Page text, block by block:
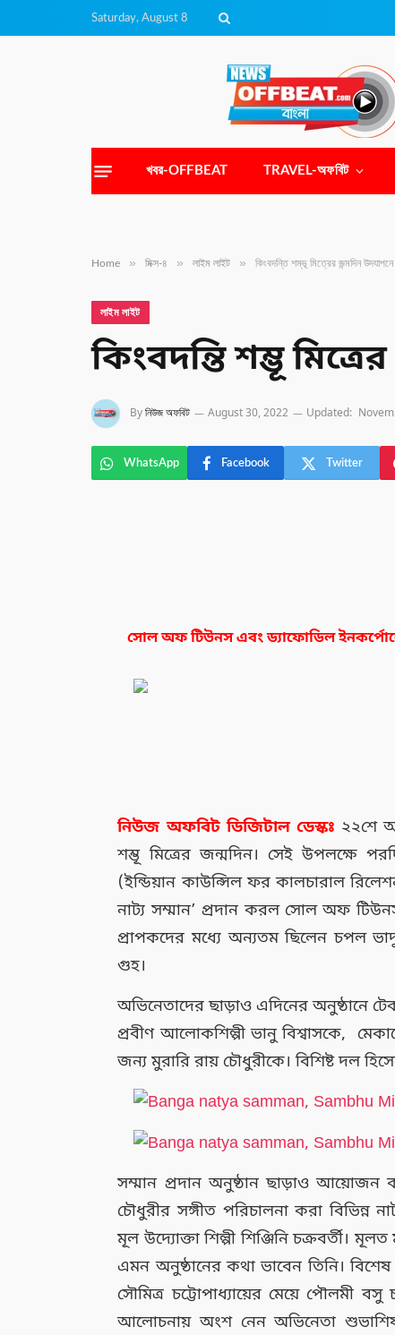
Saturday, August 8
খবর-OFFBEAT TRAVEL-অফবিট
Home » মিক্স-৪ » লাইম লাইট » কিংবদন্তি শম্ভূ মিত্রের জন্মদিন উদযাপনে
লাইম লাইট
কিংবদন্তি শম্ভূ
Byনিউজ অফবিট August 30, 2022 Updated:
WhatsApp Facebook Twitter
সোল অফ টিউনস এবং ড্যাফোডিল
নিউজ অফবিট ডিজিটাল ডেস্কঃ ২২শে
শম্ভূ মিত্রের জন্মদিন। সেই উপলক্ষে
(ইন্ডিয়ান কাউন্সিল ফর কালচারাল
নাট্য সম্মান’ প্রদান করল সোল অফ
প্রাপকদের মধ্যে অন্যতম ছিলেন চপল
গুহ।
অভিনেতাদের ছাড়াও এদিনের অনুষ্ঠানে
প্রবীণ আলোকশিল্পী ভানু বিশ্বাসকে,
জন্য মুরারি রায় চৌধুরীকে। বিশিষ্ট দল
সম্মান প্রদান অনুষ্ঠান ছাড়াও আয়োজন
চৌধুরীর সঙ্গীত পরিচালনা করা বিভিন্ন
মূল উদ্যোক্তা শিল্পী শিঞ্জিনি চক্রবর্তী।
এমন অনুষ্ঠানের কথা ভাবেন তিনি।
সৌমিত্র চট্টোপাধ্যায়ের মেয়ে পৌলমী
আলোচনায় অংশ নেন অভিনেতা